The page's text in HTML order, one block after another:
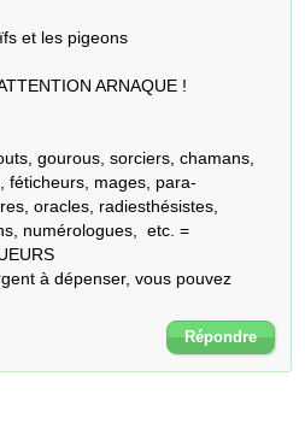
et les pigeons
ARNAQUE !
gourous, sorciers, chamans,
féticheurs, mages, para-
oracles, radiesthésistes,
numérologues,  etc. =
à dépenser, vous pouvez
Répondre